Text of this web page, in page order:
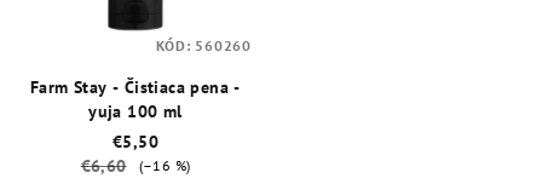
Farm Stay - Čistiaca pena -
yuja 100 ml
€5,50
€6,60
(–16 %)
KÓD: 560260